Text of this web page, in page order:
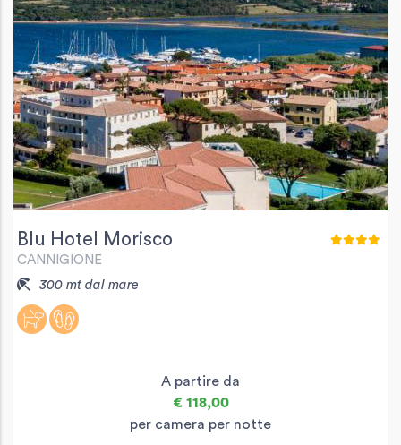
Blu Hotel Morisco
CANNIGIONE
300 mt dal mare
A partire da
€ 118,00
per camera per notte